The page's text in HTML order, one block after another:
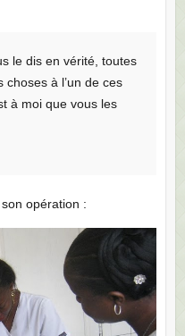
le dis en vérité, toutes
choses à l’un de ces
à moi que vous les
opération :